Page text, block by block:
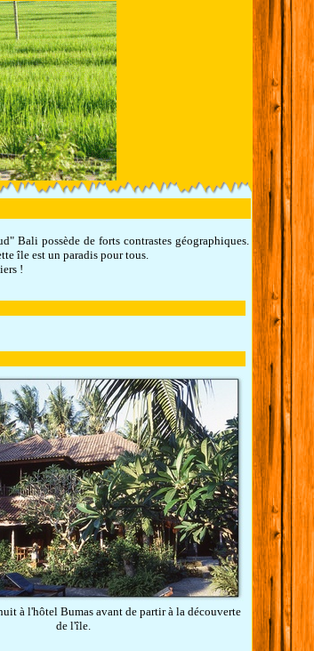
Bali possède de forts contrastes géographiques.
île est un paradis pour tous.
!
à l'hôtel Bumas avant de partir à la découverte
de l'île.